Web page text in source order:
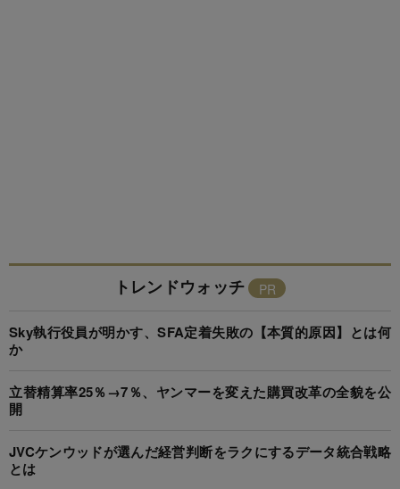
トレンドウォッチ
Sky執行役員が明かす、SFA定着失敗の【本質的原因】とは何
か
立替精算率25％→7％、ヤンマーを変えた購買改革の全貌を公
開
JVCケンウッドが選んだ経営判断をラクにするデータ統合戦略
とは